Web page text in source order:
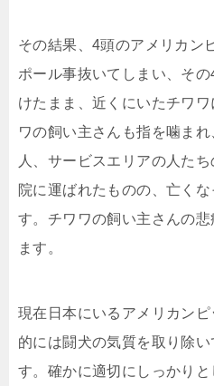
その結果、4頭のアメリカン
ポール事抜いてしまい、そ
けたまま、近くにいたチワ
ワの飼い主さんも指を噛ま
人、サービスエリアの人た
院に運ばれたものの、亡く
す。チワワの飼い主さんの
ます。
現在日本にいるアメリカン
的には闘犬の気質を取り除
す。確かに適切にしっかり